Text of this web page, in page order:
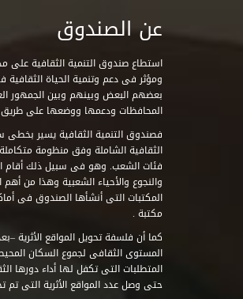
عن الصندوق
ومؤثر فى دعم وتنمية الحياة الثقافية
بعضهم البعض وبينهم وبين الجمهور
المحافظات ودعمها ووضعها على طريق
فصندوق التنمية الثقافية يسير
الثقافية الشاملة وفق منظومة
فئات الشعب. وهو فى سبيل ذلك أقام
والنجوع والأحياء الشعبية وهذا من
مكتبة .
كما أن فلسفة تحويل المواقع الأثرية
المستوى الثقافى لجموع السكان
حتى وصل عدد المواقع الأثرية التى تم